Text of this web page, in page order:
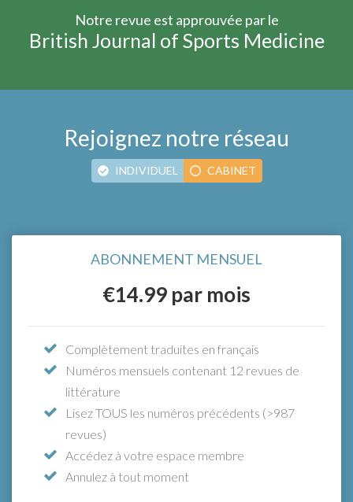
Notre revue est approuvée par le
British Journal of Sports Medicine
Rejoignez notre réseau
INDIVIDUEL CABINET
ABONNEMENT MENSUEL
€14.99 par mois
Complètement traduites en français
Numéros mensuels contenant 12 revues de
littérature
Lisez TOUS les numéros précédents (>987
revues)
Accédez à votre espace membre
Annulez à tout moment
À partir de seulement€15.33
mois (paiement annuel), bénéficiez
Accédez à l’intégralité des fonctionnalités
avec l’abonnement annuel individuel, plus:
Un compte individuel pour chaque membre